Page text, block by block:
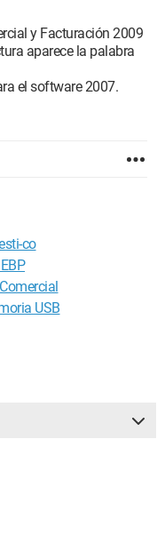
y Facturación 2009
aparece la palabra
el software 2007.
co
USB